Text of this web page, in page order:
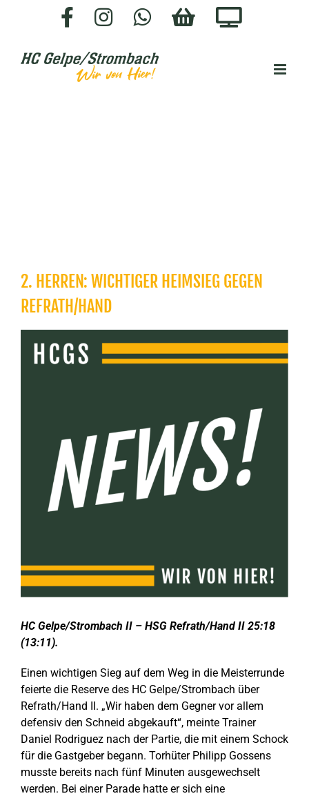
FacebookInstagram
WhatsApp
HC-
2. HERREN: WICHTIGER HEIMSIEG GEGEN
REFRATH/HAND
grösseres
HC Gelpe/Strombach II – HSG Refrath/Hand II 25:18
(13:11).
Einen wichtigen Sieg auf dem Weg in die Meisterrunde
feierte die Reserve des HC Gelpe/Strombach über
Refrath/Hand II. „Wir haben dem Gegner vor allem
defensiv den Schneid abgekauft“, meinte Trainer
Daniel Rodriguez nach der Partie, die mit einem Schock
für die Gastgeber begann. Torhüter Philipp Gossens
musste bereits nach fünf Minuten ausgewechselt
werden. Bei einer Parade hatte er sich eine